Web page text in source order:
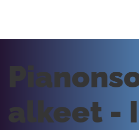
alkeet -